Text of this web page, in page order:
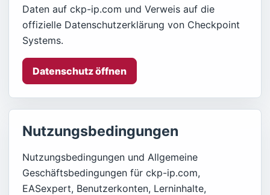
Daten auf ckp-ip.com und Verweis auf die
offizielle Datenschutzerklärung von Checkpoint
Systems.
Datenschutz öffnen
Nutzungsbedingungen
Nutzungsbedingungen und Allgemeine
Geschäftsbedingungen für ckp-ip.com,
EASexpert, Benutzerkonten, Lerninhalte,